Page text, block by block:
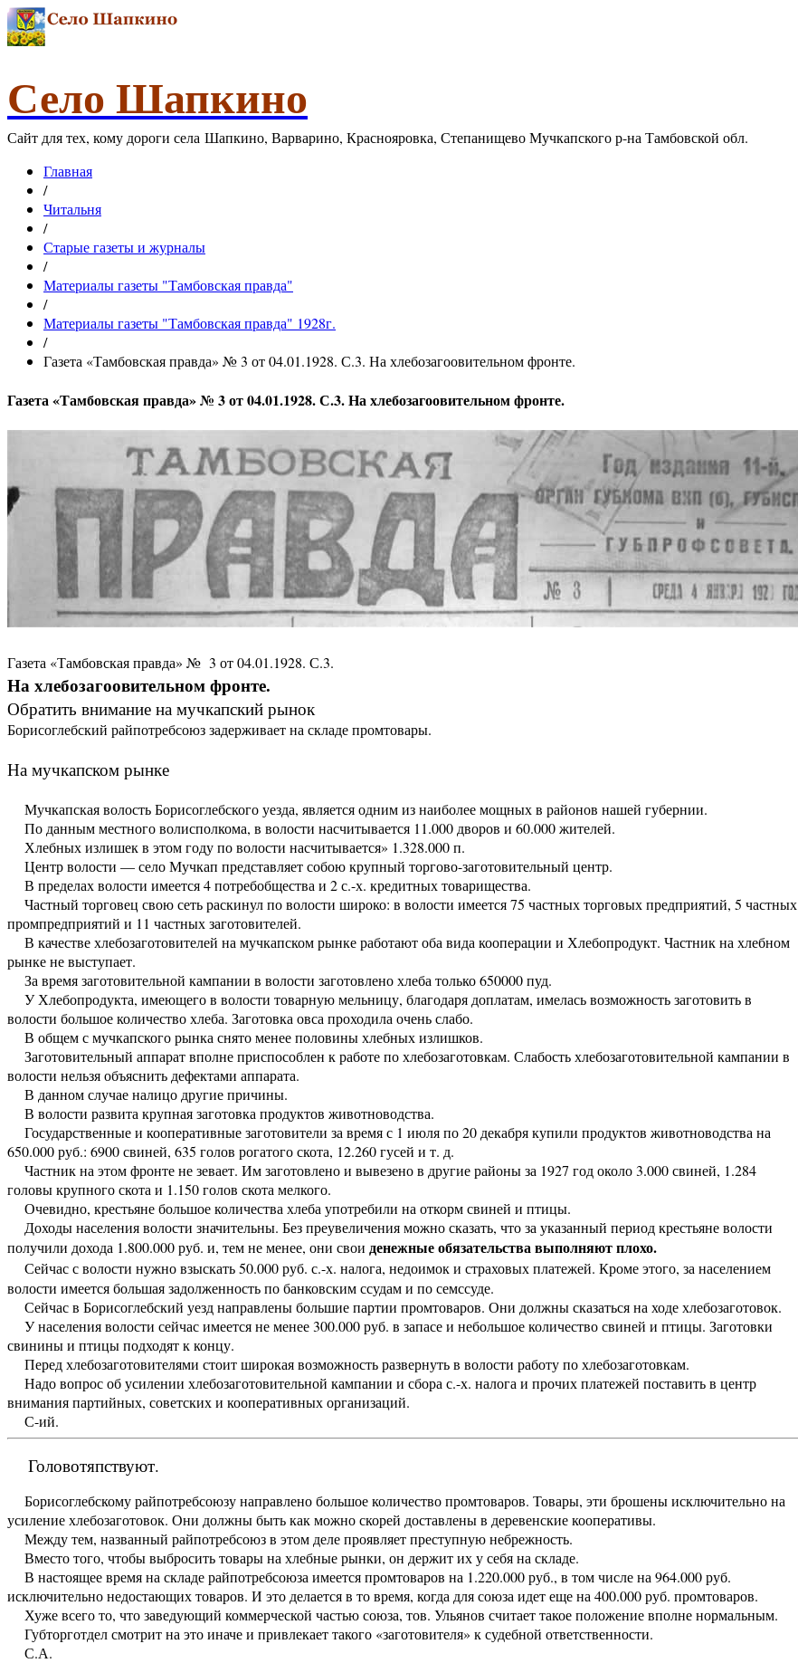
Село Шапкино
Сайт для тех, кому дороги села Шапкино, Варварино, Краснояровка, Степанищево Мучкапского р-на Тамбовской обл.
Главная
/
Читальня
/
Старые газеты и журналы
/
Материалы газеты "Тамбовская правда"
/
Материалы газеты "Тамбовская правда" 1928г.
/
Газета «Тамбовская правда» № 3 от 04.01.1928. С.3. На хлебозагоовительном фронте.
Газета «Тамбовская правда» № 3 от 04.01.1928. С.3. На хлебозагоовительном фронте.
Газета «Тамбовская правда» № 3 от 04.01.1928. С.3.
На хлебозагоовительном фронте.
Обратить внимание на мучкапский рынок
Борисоглебский райпотребсоюз задерживает на складе промтовары.
На мучкапском рынке
Мучкапская волость Борисоглебского уезда, является одним из наиболее мощных в районов нашей губернии.
По данным местного волисполкома, в волости насчитывается 11.000 дворов и 60.000 жителей.
Хлебных излишек в этом году по волости насчитывается» 1.328.000 п.
Центр волости — село Мучкап представляет собою крупный торгово-заготовительный центр.
В пределах волости имеется 4 потребобщества и 2 с.-х. кредитных товарищества.
Частный торговец свою сеть раскинул по волости широко: в волости имеется 75 частных торговых предприятий, 5 частных
промпредприятий и 11 частных заготовителей.
В качестве хлебозаготовителей на мучкапском рынке работают оба вида кооперации и Хлебопродукт. Частник на хлебном
рынке не выступает.
За время заготовительной кампании в волости заготовлено хлеба только 650000 пуд.
У Хлебопродукта, имеющего в волости товарную мельницу, благодаря доплатам, имелась возможность заготовить в
волости большое количество хлеба. Заготовка овса проходила очень слабо.
В общем с мучкапского рынка снято менее половины хлебных излишков.
Заготовительный аппарат вполне приспособлен к работе по хлебозаготовкам. Слабость хлебозаготовительной кампании в
волости нельзя объяснить дефектами аппарата.
В данном случае налицо другие причины.
В волости развита крупная заготовка продуктов животноводства.
Государственные и кооперативные заготовители за время с 1 июля по 20 декабря купили продуктов животноводства на
650.000 руб.: 6900 свиней, 635 голов рогатого скота, 12.260 гусей и т. д.
Частник на этом фронте не зевает. Им заготовлено и вывезено в другие районы за 1927 год около 3.000 свиней, 1.284
головы крупного скота и 1.150 голов скота мелкого.
Очевидно, крестьяне большое количества хлеба употребили на откорм свиней и птицы.
Доходы населения волости значительны. Без преувеличения можно сказать, что за указанный период крестьяне волости
получили дохода 1.800.000 руб. и, тем не менее, они свои денежные обязательства выполняют плохо.
Сейчас с волости нужно взыскать 50.000 руб. с.-х. налога, недоимок и страховых платежей. Кроме этого, за населением
волости имеется большая задолженность по банковским ссудам и по семссуде.
Сейчас в Борисоглебский уезд направлены большие партии промтоваров. Они должны сказаться на ходе хлебозаготовок.
У населения волости сейчас имеется не менее 300.000 руб. в запасе и небольшое количество свиней и птицы. Заготовки
свинины и птицы подходят к концу.
Перед хлебозаготовителями стоит широкая возможность развернуть в волости работу по хлебозаготовкам.
Надо вопрос об усилении хлебозаготовительной кампании и сбора с.-х. налога и прочих платежей поставить в центр
внимания партийных, советских и кооперативных организаций.
С-ий.
Головотяпствуют.
Борисоглебскому райпотребсоюзу направлено большое количество промтоваров. Товары, эти брошены исключительно на
усиление хлебозаготовок. Они должны быть как можно скорей доставлены в деревенские кооперативы.
Между тем, названный райпотребсоюз в этом деле проявляет преступную небрежность.
Вместо того, чтобы выбросить товары на хлебные рынки, он держит их у себя на складе.
В настоящее время на складе райпотребсоюза имеется промтоваров на 1.220.000 руб., в том числе на 964.000 руб.
исключительно недостающих товаров. И это делается в то время, когда для союза идет еще на 400.000 руб. промтоваров.
Хуже всего то, что заведующий коммерческой частью союза, тов. Ульянов считает такое положение вполне нормальным.
Губторготдел смотрит на это иначе и привлекает такого «заготовителя» к судебной ответственности.
С.А.